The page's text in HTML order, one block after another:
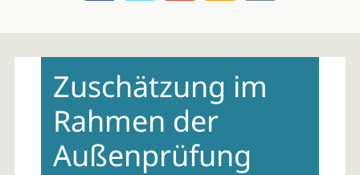
contentZuschätzung im
Rahmen der
Außenprüfung